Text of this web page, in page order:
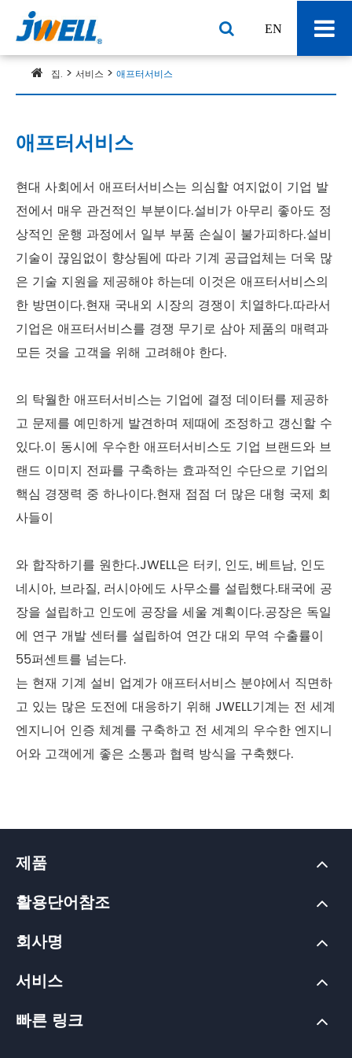
EN
집. 서비스 애프터서비스
애프터서비스
현대 사회에서 애프터서비스는 의심할 여지없이 기업 발
전에서 매우 관건적인 부분이다.설비가 아무리 좋아도 정
상적인 운행 과정에서 일부 부품 손실이 불가피하다.설비
기술이 끊임없이 향상됨에 따라 기계 공급업체는 더욱 많
은 기술 지원을 제공해야 하는데 이것은 애프터서비스의
한 방면이다.현재 국내외 시장의 경쟁이 치열하다.따라서
기업은 애프터서비스를 경쟁 무기로 삼아 제품의 매력과
모든 것을 고객을 위해 고려해야 한다.
의 탁월한 애프터서비스는 기업에 결정 데이터를 제공하
고 문제를 예민하게 발견하며 제때에 조정하고 갱신할 수
있다.이 동시에 우수한 애프터서비스도 기업 브랜드와 브
랜드 이미지 전파를 구축하는 효과적인 수단으로 기업의
핵심 경쟁력 중 하나이다.현재 점점 더 많은 대형 국제 회
사들이
와 합작하기를 원한다.JWELL은 터키, 인도, 베트남, 인도
네시아, 브라질, 러시아에도 사무소를 설립했다.태국에 공
장을 설립하고 인도에 공장을 세울 계획이다.공장은 독일
에 연구 개발 센터를 설립하여 연간 대외 무역 수출률이
55퍼센트를 넘는다.
는 현재 기계 설비 업계가 애프터서비스 분야에서 직면하
고 있는 많은 도전에 대응하기 위해 JWELL기계는 전 세계
엔지니어 인증 체계를 구축하고 전 세계의 우수한 엔지니
어와 고객에게 좋은 소통과 협력 방식을 구축했다.
제품
활용단어참조
회사명
서비스
빠른 링크